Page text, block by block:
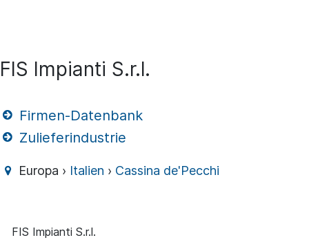
FIS Impianti S.r.l.
Firmen-Datenbank
Zulieferindustrie
Europa › Italien › Cassina de'Pecchi
FIS Impianti S.r.l.